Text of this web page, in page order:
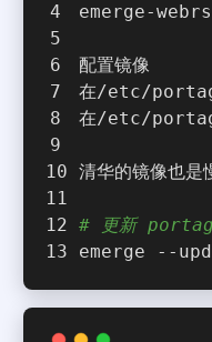
emerge-
配置镜像
在/etc/
在/etc/
清华的镜像也
# 更新
emerge --